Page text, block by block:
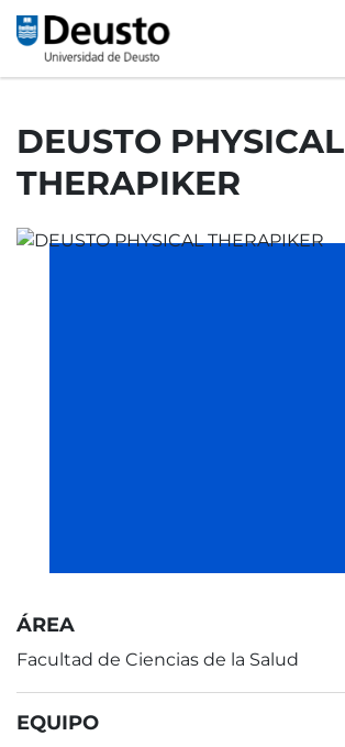
DEUSTO PHYSICAL
THERAPIKER
ÁREA
Facultad de Ciencias de la Salud
EQUIPO